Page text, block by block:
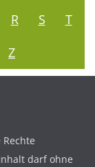
R S
T
Z
darf ohne